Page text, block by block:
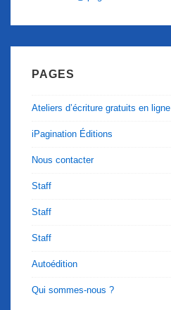
PAGES
Ateliers d’écriture gratuits en ligne
iPagination Éditions
Nous contacter
Staff
Staff
Staff
Autoédition
Qui sommes-nous ?